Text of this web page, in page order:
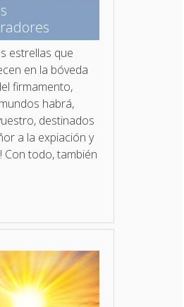
estrellas que
en la bóveda
firmamento,
habrá,
destinados
a la expiación y
Con todo, también